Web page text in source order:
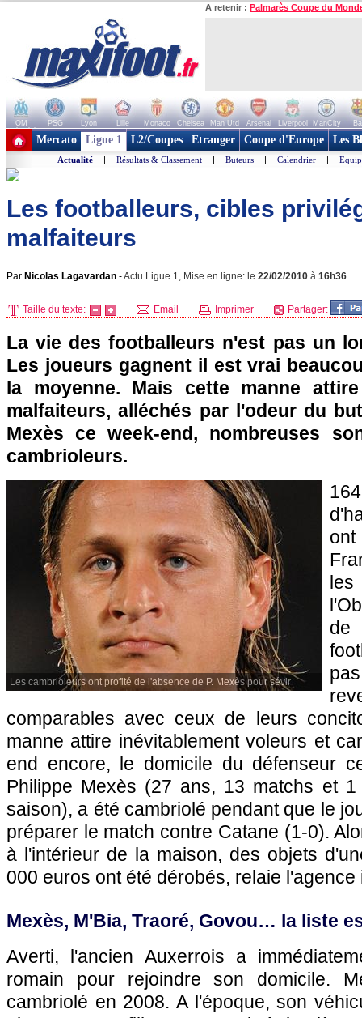
A retenir : Palmarès Coupe du
OM PSG Lyon Lille Monaco Chelsea Man Utd Arsenal Liverpool ManCity
+ de clubs
Mercato Ligue 1 L2/Coupes Etranger Coupe d'Europe Les
Actualité | Résultats & Classement | Buteurs | Calendrier |
Les footballeurs, cibles
malfaiteurs
Par Nicolas Lagavardan -Actu Ligue 1, Mise en ligne: le 22/02/2010 à 16h36
Taille du texte: Email Imprimer Partager:
La vie des footballeurs n'est pas un
Les joueurs gagnent il est vrai
la moyenne. Mais cette manne
malfaiteurs, alléchés par l'odeur du
Mexès ce week-end, nombreuses
cambrioleurs.
Les cambrioleurs ont profité de l'absence de P. Mexès pour sévir
les
de
comparables avec ceux de leurs
manne attire inévitablement voleurs et
end encore, le domicile du défenseur
Philippe Mexès (27 ans, 13 matchs et
saison), a été cambriolé pendant que le
préparer le match contre Catane (1-0).
à l'intérieur de la maison, des objets
000 euros ont été dérobés, relaie l'agence
Mexès, M'Bia, Traoré, Govou… la liste
Averti, l'ancien Auxerrois a
romain pour rejoindre son domicile.
cambriolé en 2008. A l'époque, son